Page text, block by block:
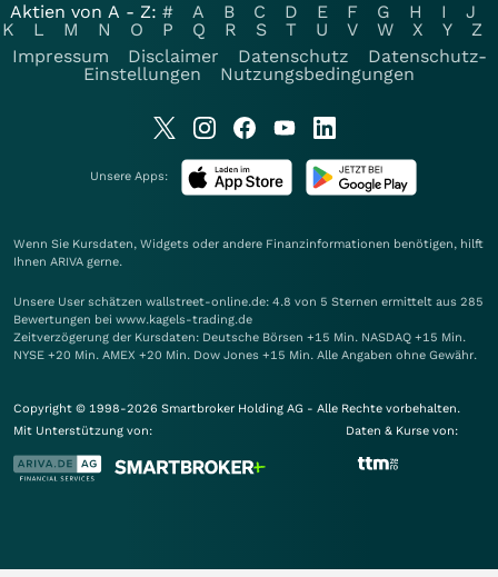
Aktien von A - Z: # A B C D E F G H I
J
K
L M N O P Q R S T U V W X Y
Z
Impressum
Disclaimer Datenschutz
Datenschutz-
Einstellungen
Nutzungsbedingungen
Unsere Apps:
Wenn Sie Kursdaten, Widgets oder andere Finanzinformationen benötigen, hilft
Ihnen ARIVA gerne.
Unsere User schätzen wallstreet-online.de: 4.8 von 5 Sternen ermittelt aus 285
Bewertungen bei www.kagels-trading.de
Zeitverzögerung der Kursdaten: Deutsche Börsen +15 Min. NASDAQ +15 Min.
NYSE +20 Min. AMEX +20 Min. Dow Jones +15 Min. Alle Angaben ohne Gewähr.
Copyright © 1998-2026 Smartbroker Holding AG - Alle Rechte vorbehalten.
Mit Unterstützung von:
Daten & Kurse von: